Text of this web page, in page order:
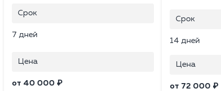
Срок
7 дней
Цена
от 40 000 ₽
Срок
14 дней
Цена
от 72 000 ₽